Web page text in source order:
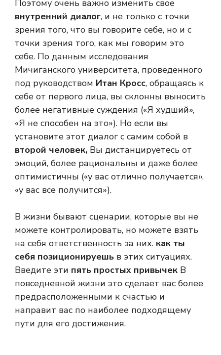
Поэтому очень важно изменить свое
внутренний диалог, и не только с точки
зрения того, что вы говорите себе, но и с
точки зрения того, как мы говорим это
себе. По данным исследования
Мичиганского университета, проведенного
под руководством Итан Кросс, обращаясь к
себе от первого лица, вы склонны выносить
более негативные суждения («Я худший»,
«Я не способен на это»). Но если вы
установите этот диалог с самим собой в
второй человек, Вы дистанцируетесь от
эмоций, более рациональны и даже более
оптимистичны («у вас отлично получается»,
«у вас все получится»).
В жизни бывают сценарии, которые вы не
можете контролировать, но можете взять
на себя ответственность за них. как ты
себя позиционируешь в этих ситуациях.
Введите эти пять простых привычек В
повседневной жизни это сделает вас более
предрасположенными к счастью и
направит вас по наиболее подходящему
пути для его достижения.